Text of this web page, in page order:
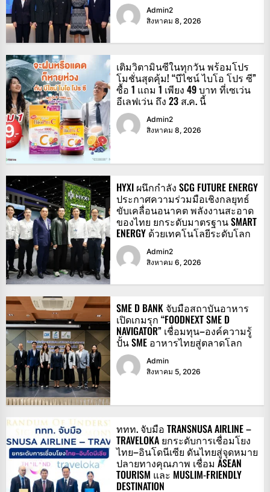
Admin2
สิงหาคม 8, 2026
เติมวิตามินซีในทุกวัน พร้อมโปร
โมชั่นสุดคุ้ม! “บีไชน์ ไบโอ โปร ซี”
ซื้อ 1 แถม 1 เพียง 49 บาท ที่เซเว่น
อีเลฟเว่น ถึง 23 ส.ค. นี้
Admin2
สิงหาคม 8, 2026
HYXI ผนึกกำลัง SCG FUTURE ENERGY
ประกาศความร่วมมือเชิงกลยุทธ์
ขับเคลื่อนอนาคต พลังงานสะอาด
ของไทย ยกระดับมาตรฐาน SMART
ENERGY ด้วยเทคโนโลยีระดับโลก
Admin2
สิงหาคม 6, 2026
SME D BANK จับมือสถาบันอาหาร
เปิดเกมรุก “FOODNEXT SME D
NAVIGATOR” เชื่อมทุน–องค์ความรู้
ปั้น SME อาหารไทยสู่ตลาดโลก
Admin
สิงหาคม 5, 2026
ททท. จับมือ TRANSNUSA AIRLINE –
TRAVELOKA ยกระดับการเชื่อมโยง
ไทย–อินโดนีเซีย ดันไทยสู่จุดหมาย
ปลายทางคุณภาพ เชื่อม ASEAN
TOURISM และ MUSLIM-FRIENDLY
DESTINATION